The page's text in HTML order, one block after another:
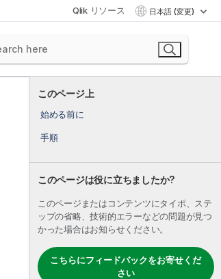
Qlik リソース 日本語 (変更)
このページ上
始める前に
手順
このページは役に立ちましたか?
このページまたはコンテンツにタイポ、ステ
ップの省略、技術的エラーなどの問題が見つ
かった場合はお知らせください。
こちらにフィードバックをお寄せくだ
さい